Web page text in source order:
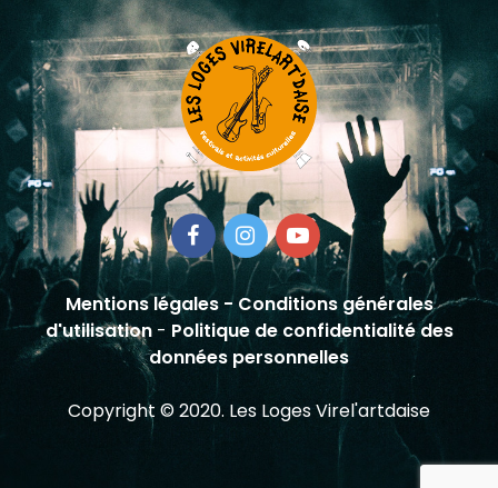
Mentions légales- Conditions générales
d'utilisation- Politique de confidentialité des
données personnelles
Copyright © 2020. Les Loges Virel'artdaise